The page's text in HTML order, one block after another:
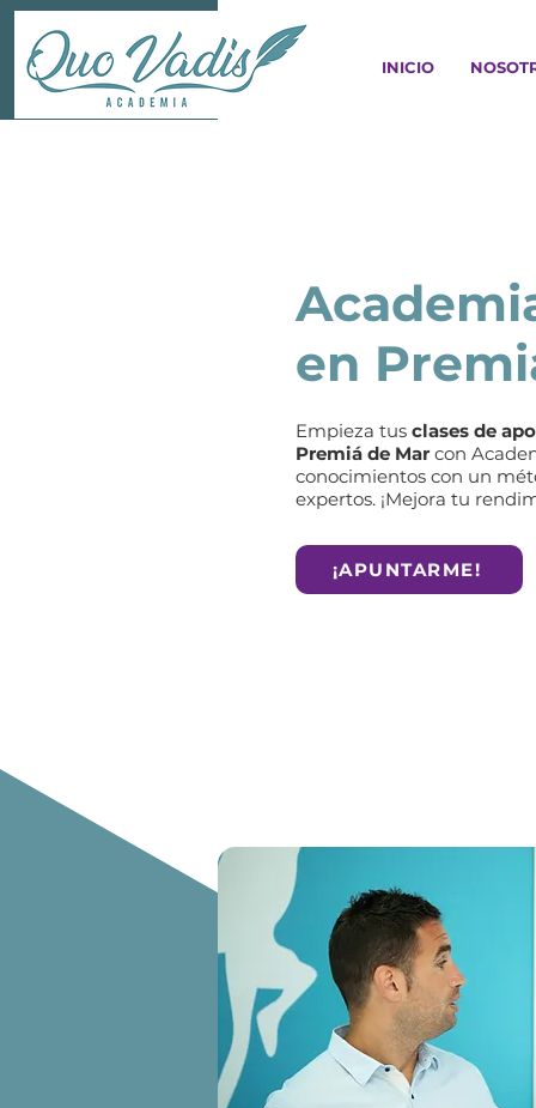
INICIO
en
Empieza tus clases de
Premiá de Mar con
conocimientos con un
expertos. ¡Mejora tu
¡APUNTARME!